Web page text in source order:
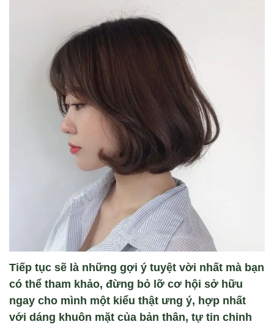
Tiếp tục sẽ là những gợi ý tuyệt vời nhất mà bạn
có thể tham khảo, đừng bỏ lỡ cơ hội sở hữu
ngay cho mình một kiểu thật ưng ý, hợp nhất
với dáng khuôn mặt của bản thân, tự tin chinh